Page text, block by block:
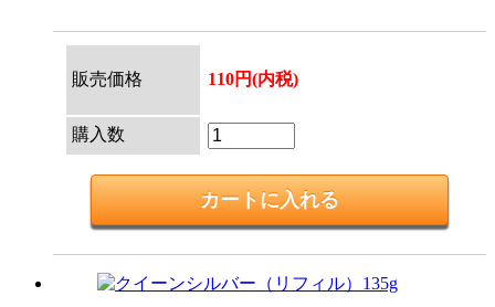
販売価格 110円(内税)
購入数